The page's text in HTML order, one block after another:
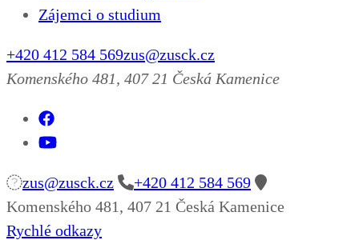
Zájemci o studium
+420 412 584 569zus@zusck.cz
Komenského 481, 407 21 Česká Kamenice
zus@zusck.cz
+420 412 584 569
Komenského 481, 407 21 Česká Kamenice
Rychlé odkazy